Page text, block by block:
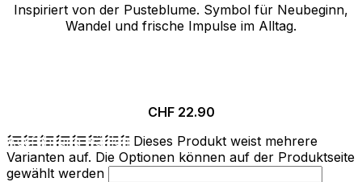
Inspiriert von der Pusteblume. Symbol für Neubeginn,
Wandel und frische Impulse im Alltag.
CHF22.90
Ausführung wählen Dieses Produkt weist mehrere
Varianten auf. Die Optionen können auf der Produktseite
gewählt werden